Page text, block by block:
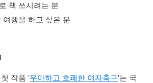
책 쓰시려는 분
여행을 하고 싶은 분
첫 작품 '우아하고 호쾌한 여자축구'는 국